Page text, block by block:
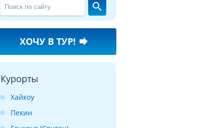
search
ХОЧУ В ТУР! forward
Курорты
Хайкоу
Пекин